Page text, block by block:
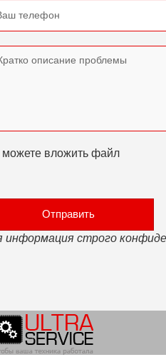
вложить файл
информация строго